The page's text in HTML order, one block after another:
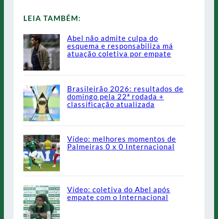
LEIA TAMBÉM:
Abel não admite culpa do
esquema e responsabiliza má
atuação coletiva por empate
Brasileirão 2026: resultados de
domingo pela 22ª rodada +
classificação atualizada
Vídeo: melhores momentos de
Palmeiras 0 x 0 Internacional
Vídeo: coletiva do Abel após
empate com o Internacional